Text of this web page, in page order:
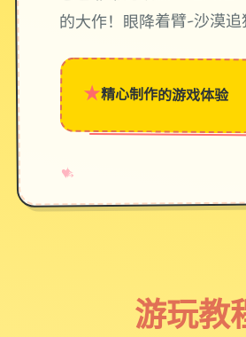
的大作！眼降着臂-沙漠
★精心制作的游戏体验
♥
✧
→
游玩教